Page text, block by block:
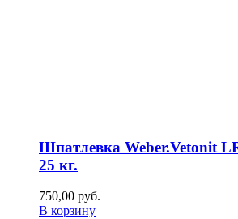
Шпатлевка Weber.Vetonit
25 кг.
750,00 руб.
В корзину